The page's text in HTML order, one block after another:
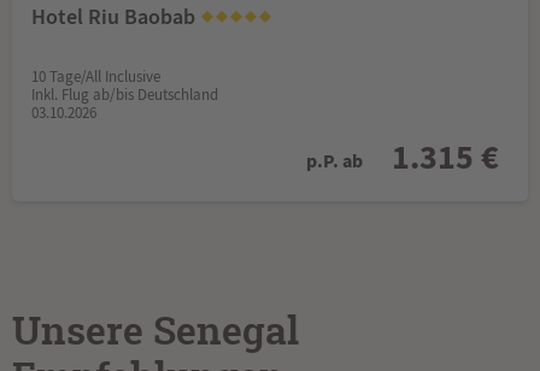
Hotel Riu Baobab
10 Tage/All Inclusive
Inkl. Flug ab/bis Deutschland
03.10.2026
p.P. ab 1.315 €
Unsere Senegal